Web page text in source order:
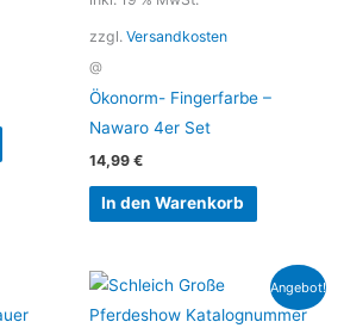
zzgl. Versandkosten
@
Ökonorm- Fingerfarbe –
Nawaro 4er Set
14,99 €
In den Warenkorb
Angebot!
Ursprünglicher
Preis
war:
Aktueller
Preis
ist: